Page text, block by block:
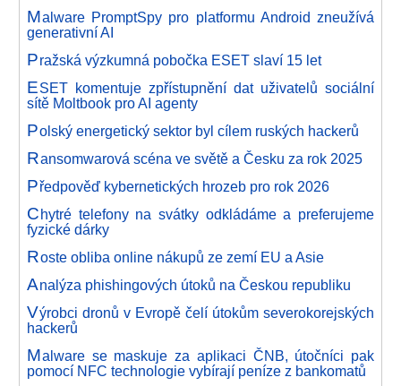
Malware PromptSpy pro platformu Android zneužívá
generativní AI
Pražská výzkumná pobočka ESET slaví 15 let
ESET komentuje zpřístupnění dat uživatelů sociální
sítě Moltbook pro AI agenty
Polský energetický sektor byl cílem ruských hackerů
Ransomwarová scéna ve světě a Česku za rok 2025
Předpověď kybernetických hrozeb pro rok 2026
Chytré telefony na svátky odkládáme a preferujeme
fyzické dárky
Roste obliba online nákupů ze zemí EU a Asie
Analýza phishingových útoků na Českou republiku
Výrobci dronů v Evropě čelí útokům severokorejských
hackerů
Malware se maskuje za aplikaci ČNB, útočníci pak
pomocí NFC technologie vybírají peníze z bankomatů